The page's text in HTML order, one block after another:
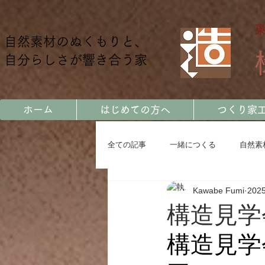
自然素材のぬくもりと、
自分らしさが響き合う家
ホーム はじめての方へ つくり家
全ての記事 一緒につくる 自然素
土地に暮らす カッコいい家
お客様の声 会社をつくる
構造見
Kawabe Fumi
構造見